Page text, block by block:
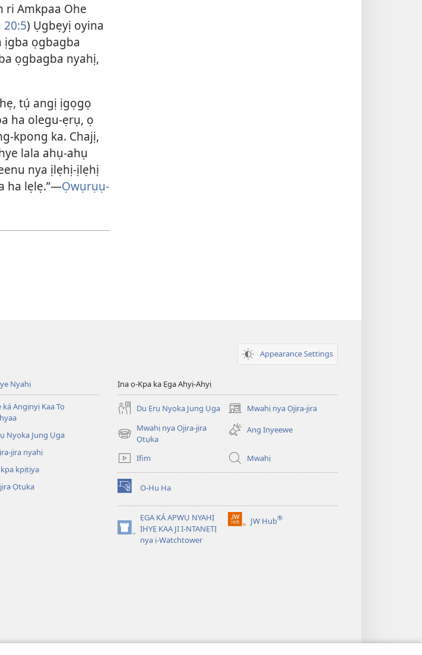
ri Amkpaa Ohe
20:5) Ụgbẹyị oyina
ịgba ọgbagba
ọgbagba nyahị,
tụ́ angị ịgọgọ
ha olegu-ẹrụ, ọ
kpong ka. Chajị,
lala ahụ-ahụ
nya ịlẹhị-ịlẹhị
ha lẹlẹ.”—Ọwụrụụ-
Appearance Settings
Nyahị
Angịnyị Kaa Tọ
Nyọka Jung Ụga
jịra nyahị
kpịtịya
Ọtụka
Ịna ọ-Kpa ka Ẹga Ahyị-Ahyị
Du Ẹrụ Nyọka Jung Ụga Mwahị nya Ọjịra-jịra
(opens
new
window)
Mwahị nya Ọjịra-jịra
Ọtụka
(opens
window)
Ang Inyeewe
Ifim Mwahị
O-Hu Ha
(opens
new
window)ẸGA KÁ APWỤ NYAHỊ
ỊHYẸ KAA JI I-NTANẸTỊ
nya ị-Watchtower
(opens
JW Hub®
(opens